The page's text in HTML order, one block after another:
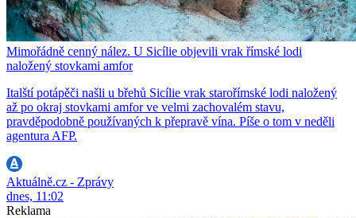
Mimořádně cenný nález. U Sicílie objevili vrak římské lodi
naložený stovkami amfor
Italští potápěči našli u břehů Sicílie vrak starořímské lodi naložený
až po okraj stovkami amfor ve velmi zachovalém stavu,
pravděpodobně používaných k přepravě vína. Píše o tom v neděli
agentura AFP.
Aktuálně.cz - Zprávy
dnes, 11:02
Reklama